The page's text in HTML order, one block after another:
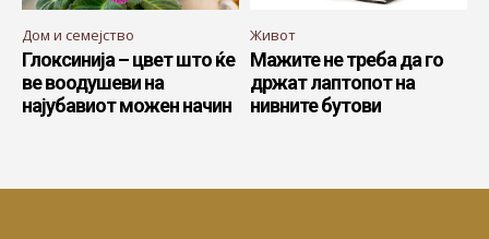
Дом и семејство
Глоксинија – цвет што ќе
ве воодушеви на
најубавиот можен начин
Живот
Мажите не треба да го
држат лаптопот на
нивните бутови